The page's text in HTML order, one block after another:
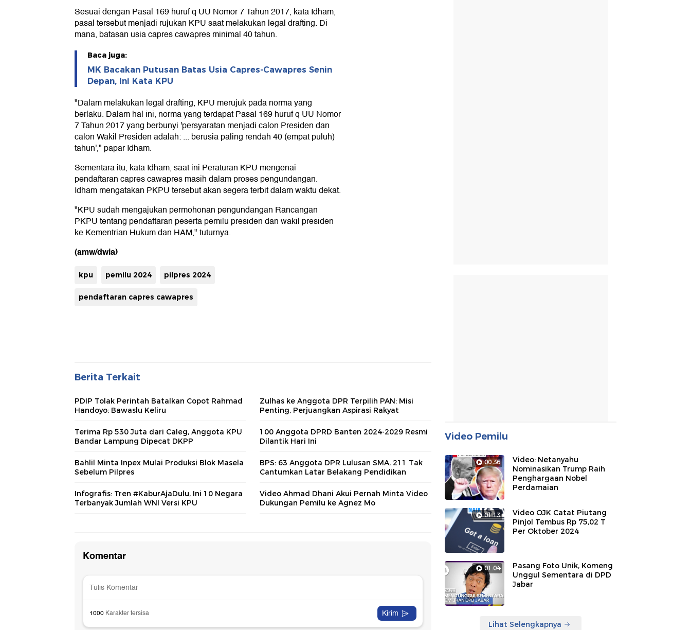
Sesuai dengan Pasal 169 huruf q UU Nomor 7 Tahun 2017, kata Idham,
pasal tersebut menjadi rujukan KPU saat melakukan legal drafting. Di
mana, batasan usia capres cawapres minimal 40 tahun.
Baca juga:
MK Bacakan Putusan Batas Usia Capres-Cawapres Senin
Depan, Ini Kata KPU
"Dalam melakukan legal drafting, KPU merujuk pada norma yang
berlaku. Dalam hal ini, norma yang terdapat Pasal 169 huruf q UU Nomor
7 Tahun 2017 yang berbunyi 'persyaratan menjadi calon Presiden dan
calon Wakil Presiden adalah: ... berusia paling rendah 40 (empat puluh)
tahun'," papar Idham.
Sementara itu, kata Idham, saat ini Peraturan KPU mengenai
pendaftaran capres cawapres masih dalam proses pengundangan.
Idham mengatakan PKPU tersebut akan segera terbit dalam waktu dekat.
"KPU sudah mengajukan permohonan pengundangan Rancangan
PKPU tentang pendaftaran peserta pemilu presiden dan wakil presiden
ke Kementrian Hukum dan HAM," tuturnya.
(amw/dwia)
kpu pemilu 2024 pilpres 2024
pendaftaran capres cawapres
Berita Terkait
PDIP Tolak Perintah Batalkan Copot Rahmad
Handoyo: Bawaslu Keliru
Zulhas ke Anggota DPR Terpilih PAN: Misi
Penting, Perjuangkan Aspirasi Rakyat
Terima Rp 530 Juta dari Caleg, Anggota KPU
Bandar Lampung Dipecat DKPP
100 Anggota DPRD Banten 2024-2029 Resmi
Dilantik Hari Ini
Bahlil Minta Inpex Mulai Produksi Blok Masela
Sebelum Pilpres
BPS: 63 Anggota DPR Lulusan SMA, 211 Tak
Cantumkan Latar Belakang Pendidikan
Infografis: Tren #KaburAjaDulu, Ini 10 Negara
Terbanyak Jumlah WNI Versi KPU
Video Ahmad Dhani Akui Pernah Minta Video
Dukungan Pemilu ke Agnez Mo
Video Pemilu
00:36
Video: Netanyahu
Nominasikan Trump Raih
Penghargaan Nobel
Perdamaian
01:13
Video OJK Catat Piutang
Pinjol Tembus Rp 75,02 T
Per Oktober 2024
01:04
Pasang Foto Unik, Komeng
Unggul Sementara di DPD
Jabar
Lihat Selengkapnya